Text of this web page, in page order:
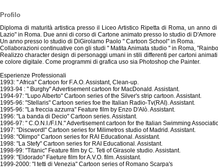
Profilo
Diploma di maturità artistica presso il Liceo Artistico Ripetta di Roma, un
Lazio" in Roma. Due anni di corso di Cartone animato presso lo studio di
Un anno presso lo studio di DiGirolamo Paolo " Cartoon School" in Roma.
Collaborazioni continuative con gli studi " Matita Animata studio " in Roma,
Realizzo character design di personaggi umani in stili differenti per cartoni
e colore digitale. Come programmi di grafica uso sia Photoshop che Painter.
Esperienze Professionali
1993: " Africa" Cartoon for F.A.O. Assistant, Clean-up.
1993-94 : " Burghy" Advertisement cartoon for MacDonald. Assistant.
1994-97: "Lupo Alberto" Cartoon series of the Silver's strip cartoon. Assistant.
1995-96: "Stellaris" Cartoon series foe the Italian Radio-Tv(RAI). Assistant.
1995-96: "La freccia azzurra" Feature film by Enzo D'Alò. Assistant.
1996: "La banda di Decio" Cartoon series. Assistant.
1996-97: " C.O.N.I./F.I.N." Advertisement cartoon for the Italian Swimming
1997: "Discwordl" Cartoon series for Milimetros studio of Madrid. Assistant.
1998: "Olimpo" Cartoon series for RAI Educational. Assistant.
1998: "La Stefy" Cartoon series for RAI Educational. Assistant.
1998-99: "Titanic" Feature film by C. Teti of Girasole studio. Assistant.
1999: "Eldorado" Faeture film for A.V.O. film. Assistant.
1999-2000: "I tetti di Venezia" Cartoon series of Romano Scarpa's